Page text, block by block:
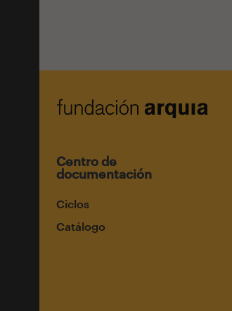
Centro de
documentación
Ciclos
Catálogo